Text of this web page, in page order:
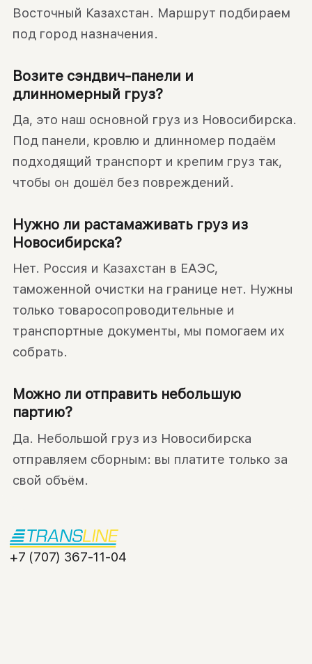
Восточный Казахстан. Маршрут подбираем
под город назначения.
Возите сэндвич-панели и
длинномерный груз?
Да, это наш основной груз из Новосибирска.
Под панели, кровлю и длинномер подаём
подходящий транспорт и крепим груз так,
чтобы он дошёл без повреждений.
Нужно ли растамаживать груз из
Новосибирска?
Нет. Россия и Казахстан в ЕАЭС,
таможенной очистки на границе нет. Нужны
только товаросопроводительные и
транспортные документы, мы помогаем их
собрать.
Можно ли отправить небольшую
партию?
Да. Небольшой груз из Новосибирска
отправляем сборным: вы платите только за
свой объём.
+7 (707) 367-11-04